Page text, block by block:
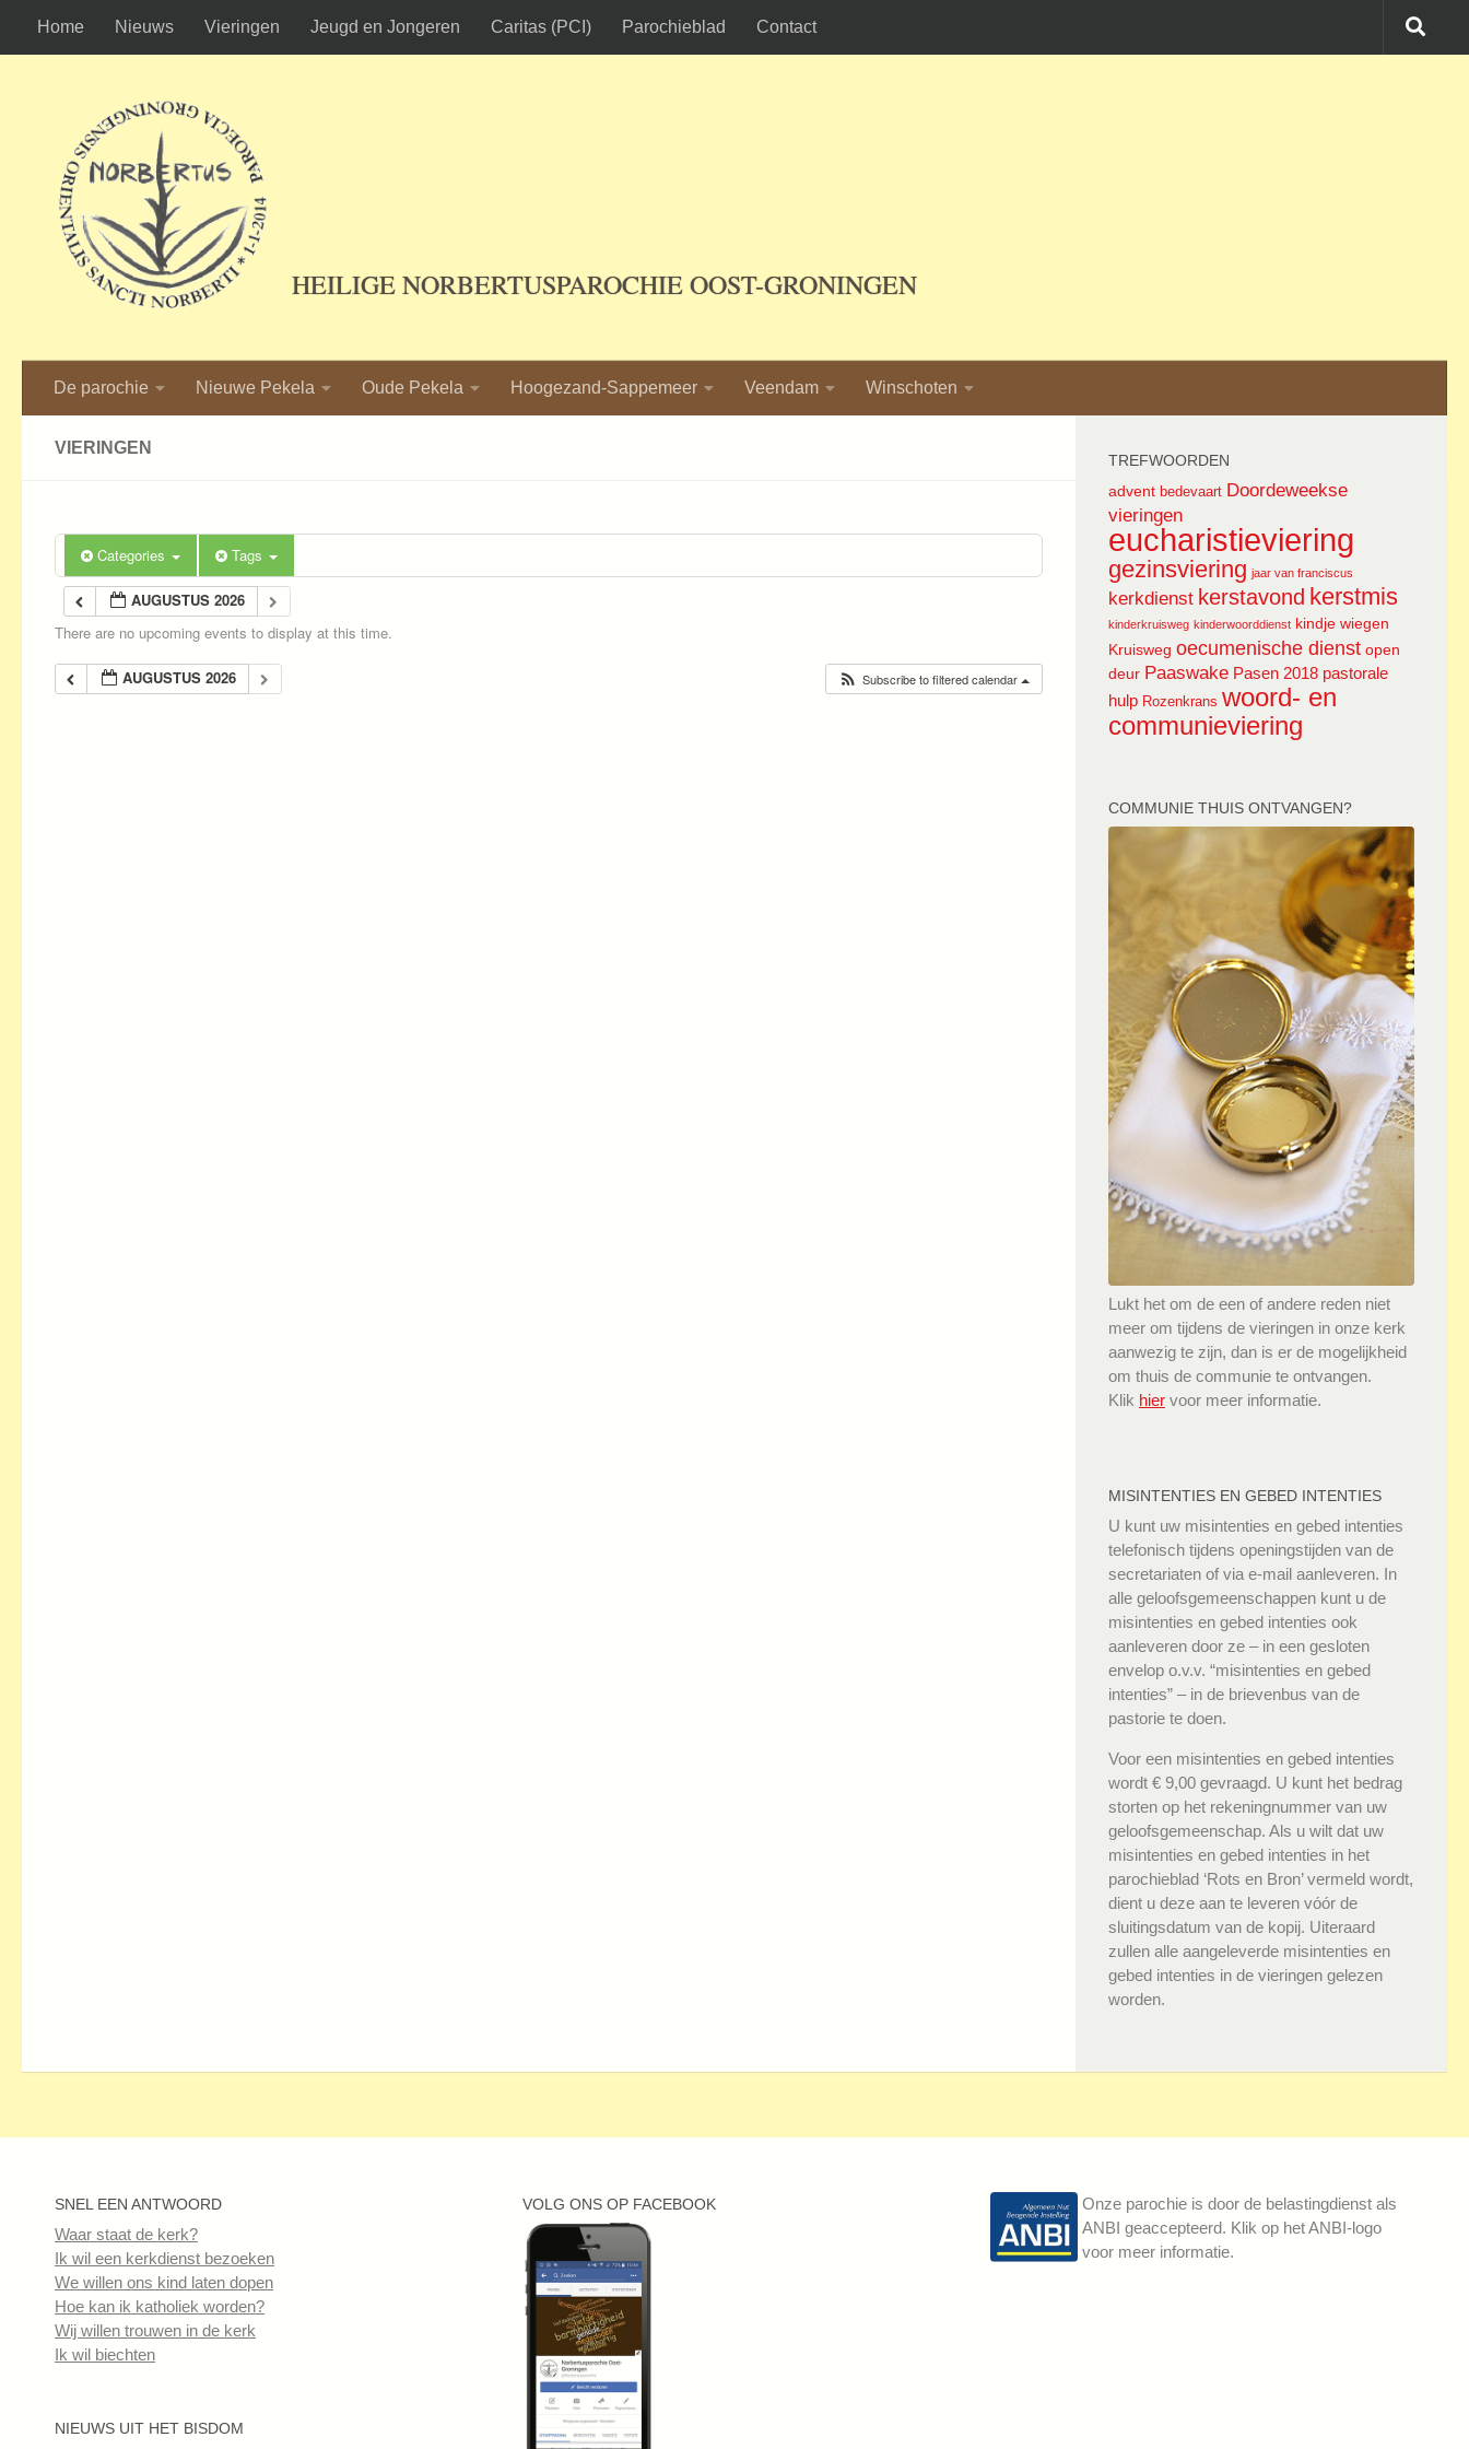
Ga naar de inhoud
Home Nieuws Vieringen Jeugd en Jongeren Caritas (PCI) Parochieblad Contact
HEILIGE NORBERTUSPAROCHIE OOST-GRONINGEN
De parochie Nieuwe Pekela Oude Pekela Hoogezand-Sappemeer Veendam Winschoten
VIERINGEN
Categories Tags
AUGUSTUS 2026
There are no upcoming events to display at this time.
AUGUSTUS 2026 Subscribe to filtered calendar
TREFWOORDEN
advent bedevaart Doordeweekse
vieringen
eucharistieviering
gezinsviering jaar van franciscus
kerkdienst kerstavond kerstmis
kinderkruisweg kinderwoorddienst kindje wiegen
Kruisweg oecumenische dienst open
deur Paaswake Pasen 2018 pastorale
hulp Rozenkrans woord- en
communieviering
COMMUNIE THUIS ONTVANGEN?
Lukt het om de een of andere reden niet
meer om tijdens de vieringen in onze kerk
aanwezig te zijn, dan is er de mogelijkheid
om thuis de communie te ontvangen.
Klik hier voor meer informatie.
MISINTENTIES EN GEBED INTENTIES
U kunt uw misintenties en gebed intenties
telefonisch tijdens openingstijden van de
secretariaten of via e-mail aanleveren. In
alle geloofsgemeenschappen kunt u de
misintenties en gebed intenties ook
aanleveren door ze – in een gesloten
envelop o.v.v. “misintenties en gebed
intenties” – in de brievenbus van de
pastorie te doen.
Voor een misintenties en gebed intenties
wordt € 9,00 gevraagd. U kunt het bedrag
storten op het rekeningnummer van uw
geloofsgemeenschap. Als u wilt dat uw
misintenties en gebed intenties in het
parochieblad ‘Rots en Bron’ vermeld wordt,
dient u deze aan te leveren vóór de
sluitingsdatum van de kopij. Uiteraard
zullen alle aangeleverde misintenties en
gebed intenties in de vieringen gelezen
worden.
SNEL EEN ANTWOORD
Waar staat de kerk?
Ik wil een kerkdienst bezoeken
We willen ons kind laten dopen
Hoe kan ik katholiek worden?
Wij willen trouwen in de kerk
Ik wil biechten
NIEUWS UIT HET BISDOM
VOLG ONS OP FACEBOOK
Onze parochie is door de belastingdienst als
ANBI geaccepteerd. Klik op het ANBI-logo
voor meer informatie.